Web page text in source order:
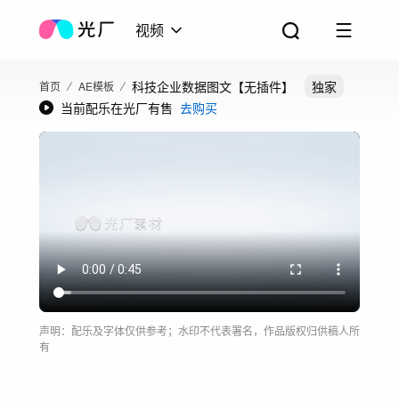
视频
首页 AE模板 科技企业数据图文【无插件】
独家
当前配乐在光厂有售 去购买
声明：配乐及字体仅供参考；水印不代表署名，作品版权归供稿人所
有